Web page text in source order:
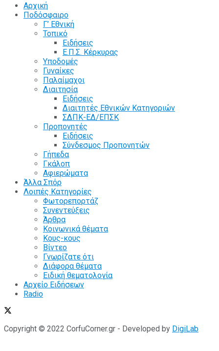
Αρχική
Ποδόσφαιρο
Γ’ Εθνική
Τοπικό
Ειδήσεις
Ε.Π.Σ. Κέρκυρας
Υποδομές
Γυναίκες
Παλαίμαχοι
Διαιτησία
Ειδήσεις
Διαιτητές Εθνικών Κατηγοριών
ΣΔΠΚ-ΕΔ/ΕΠΣΚ
Προπονητές
Ειδήσεις
Σύνδεσμος Προπονητών
Γήπεδα
Γκάλοπ
Αφιερώματα
Άλλα Σπόρ
Λοιπές Κατηγορίες
Φωτορεπορτάζ
Συνεντεύξεις
Άρθρα
Κοινωνικά θέματα
Κους-κους
Βίντεο
Γνωρίζατε ότι
Διάφορα θέματα
Ειδική θεματολογία
Αρχείο Ειδήσεων
Radio
Copyright © 2022 CorfuCorner.gr - Developed by DigiLab